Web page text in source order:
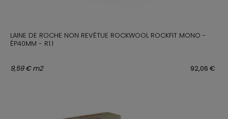
LAINE DE ROCHE NON REVÊTUE ROCKWOOL ROCKFIT MONO -
ÉP40MM - R1.1
92,06 €
9,59 € m2